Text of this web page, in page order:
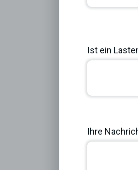
Ist ein
Ihre